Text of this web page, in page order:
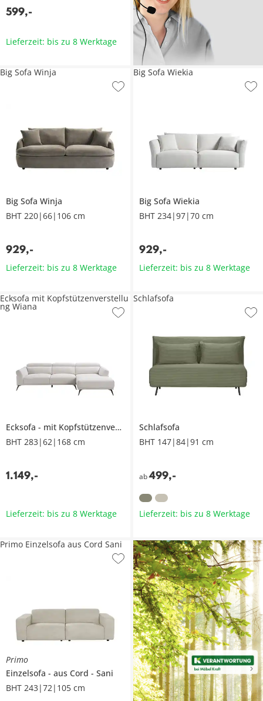
599,-
Lieferzeit: bis zu 8 Werktage
Big Sofa Winja
BHT 220|66|106 cm
929,-
Big Sofa Winja
Lieferzeit: bis zu 8 Werktage
Big Sofa Wiekia
BHT 234|97|70 cm
929,-
Big Sofa Wiekia
Lieferzeit: bis zu 8 Werktage
Ecksofa mit Kopfstützenverstellung
Wiana
BHT 283|62|168 cm
1.149,-
Ecksofa mit Kopfstützenverstellu
ng Wiana
Lieferzeit: bis zu 8 Werktage
Schlafsofa
BHT 147|84|91 cm
ab499,-
Schlafsofa
Lieferzeit: bis zu 8 Werktage
Primo
Einzelsofa
aus Cord
Sani
BHT 243|72|105 cm
Primo Einzelsofa aus Cord Sani